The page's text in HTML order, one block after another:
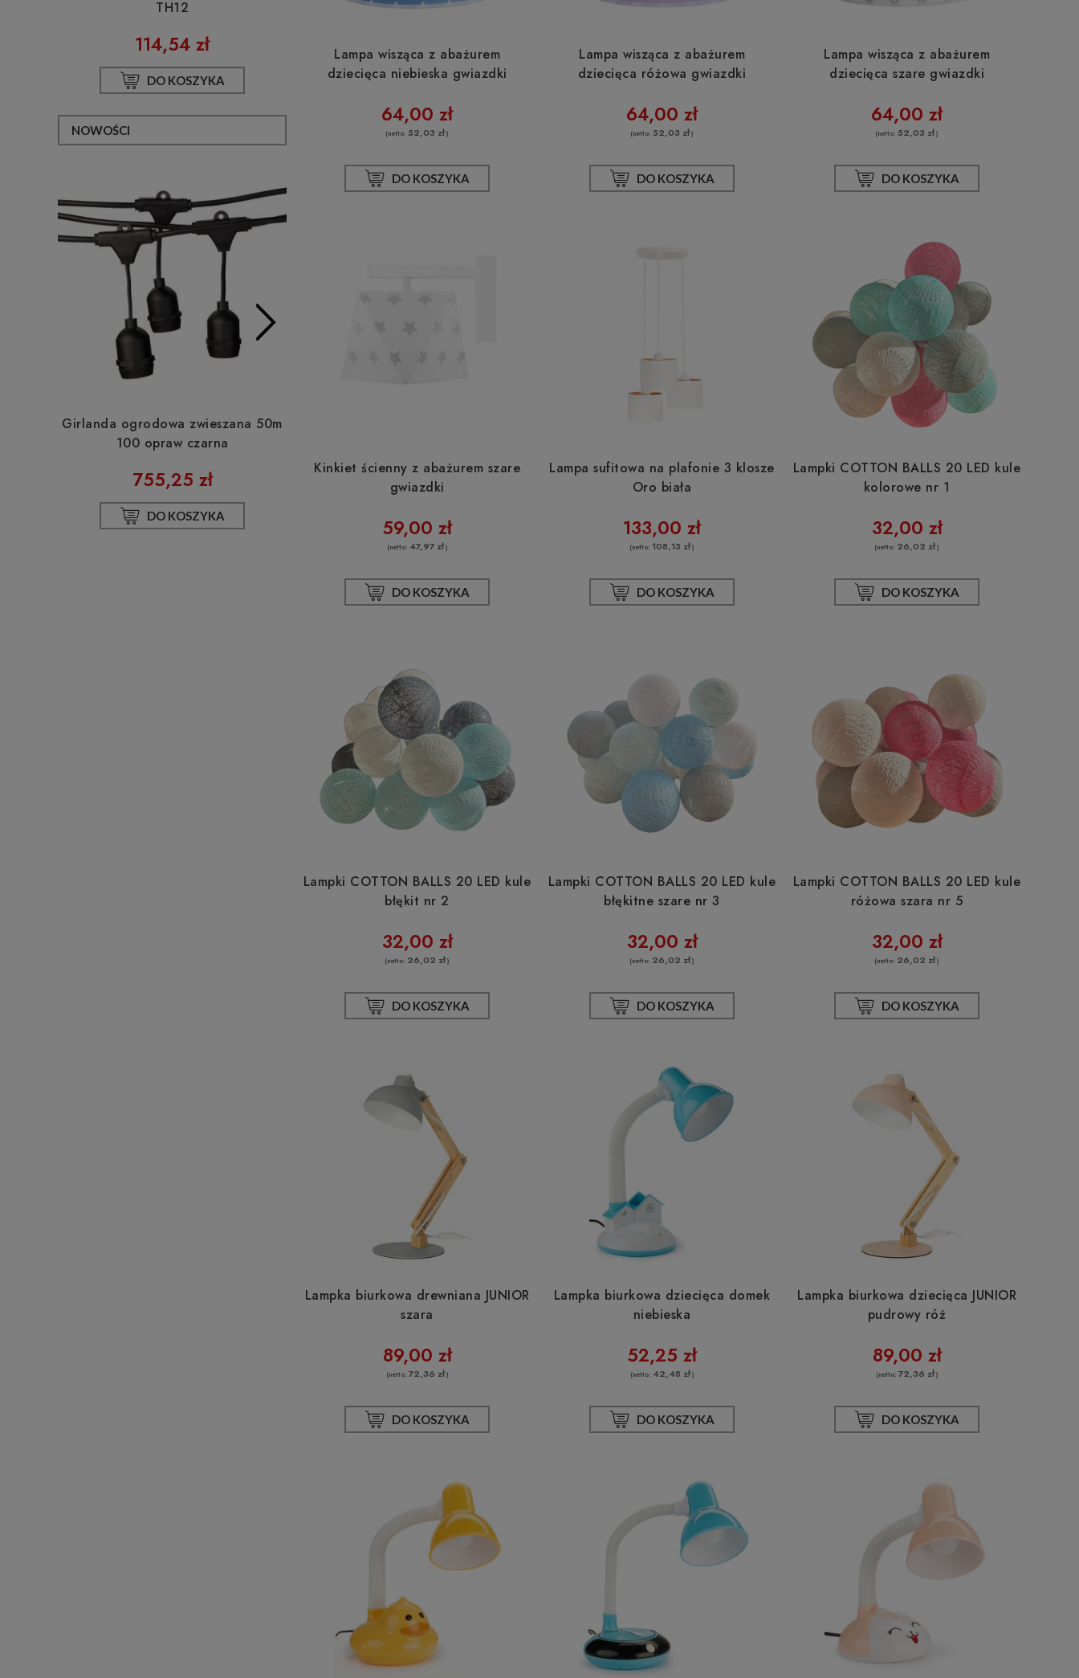
TH12
114,54 zł
DO KOSZYKA
bambusowa 40cm TH04
171,00 zł
DO KOSZYKA
TH03
168,10 zł
DO KOSZYKA
TH60
214,00 zł
DO KOSZYKA
NOWOŚCI
Girlanda ogrodowa zwieszana 50m
100 opraw czarna
755,25 zł
DO KOSZYKA
604,20 zł 453,15 zł
Lampa wisząca z abażurem
dziecięca niebieska gwiazdki
64,00 zł
(netto: 52,03 zł)
DO KOSZYKA
Lampa wisząca z abażurem
dziecięca różowa gwiazdki
64,00 zł
(netto: 52,03 zł)
DO KOSZYKA
Lampa wisząca z abażurem
dziecięca szare gwiazdki
64,00 zł
(netto: 52,03 zł)
DO KOSZYKA
Kinkiet ścienny z abażurem szare
gwiazdki
59,00 zł
(netto: 47,97 zł)
DO KOSZYKA
Lampa sufitowa na plafonie 3 klosze
Oro biała
133,00 zł
(netto: 108,13 zł)
DO KOSZYKA
Lampki COTTON BALLS 20 LED kule
kolorowe nr 1
32,00 zł
(netto: 26,02 zł)
DO KOSZYKA
Lampki COTTON BALLS 20 LED kule
błękit nr 2
32,00 zł
(netto: 26,02 zł)
DO KOSZYKA
Lampki COTTON BALLS 20 LED kule
błękitne szare nr 3
32,00 zł
(netto: 26,02 zł)
DO KOSZYKA
Lampki COTTON BALLS 20 LED kule
różowa szara nr 5
32,00 zł
(netto: 26,02 zł)
DO KOSZYKA
Lampka biurkowa drewniana JUNIOR
szara
89,00 zł
(netto: 72,36 zł)
DO KOSZYKA
Lampka biurkowa dziecięca domek
niebieska
52,25 zł
(netto: 42,48 zł)
DO KOSZYKA
Lampka biurkowa dziecięca JUNIOR
pudrowy róż
89,00 zł
(netto: 72,36 zł)
DO KOSZYKA